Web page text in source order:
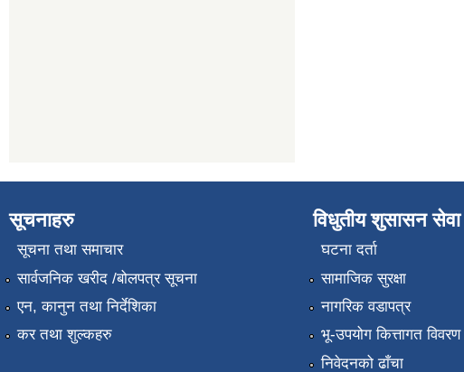
सूचनाहरु
सूचना तथा समाचार
सार्वजनिक खरीद /बोलपत्र सूचना
एन, कानुन तथा निर्देशिका
कर तथा शुल्कहरु
विधुतीय शुसासन सेवा
घटना दर्ता
सामाजिक सुरक्षा
नागरिक वडापत्र
भू-उपयोग कित्तागत विवरण
निवेदनको ढाँचा